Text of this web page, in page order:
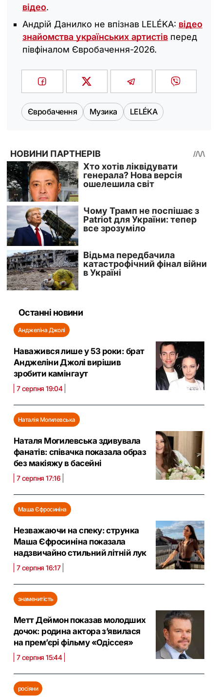
відео.
Андрій Данилко не впізнав LELÉKA: відео
знайомства українських артистів перед
півфіналом Євробачення-2026.
Євробачення Музика LELÉKA
Останні новини
Анджеліна Джолі
Наважився лише у 53 роки: брат
Анджеліни Джолі вирішив
зробити камінгаут
7 серпня 19:04
Наталія Могилевська
Наталя Могилевська здивувала
фанатів: співачка показала образ
без макіяжу в басейні
7 серпня 17:16
Маша Єфросиніна
Незважаючи на спеку: струнка
Маша Єфросиніна показала
надзвичайно стильний літній лук
7 серпня 16:17
знаменитість
Метт Деймон показав молодших
дочок: родина актора з’явилася
на прем’єрі фільму «Одіссея»
7 серпня 15:44
росіяни